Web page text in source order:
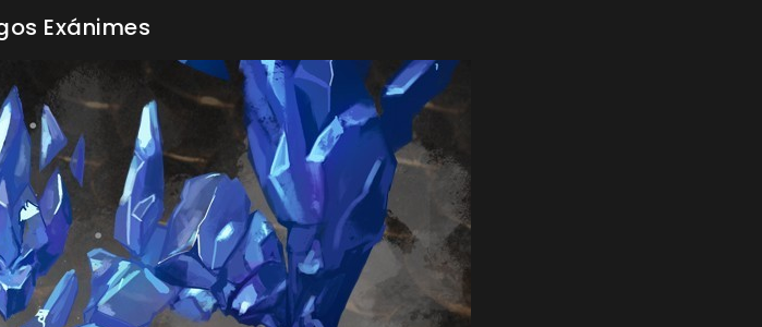
Exánimes